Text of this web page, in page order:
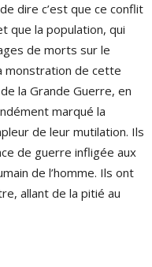
dire c’est que ce conflit
la population, qui
de morts sur le
monstration de cette
la Grande Guerre, en
marqué la
de leur mutilation. Ils
de guerre infligée aux
de l’homme. Ils ont
allant de la pitié au